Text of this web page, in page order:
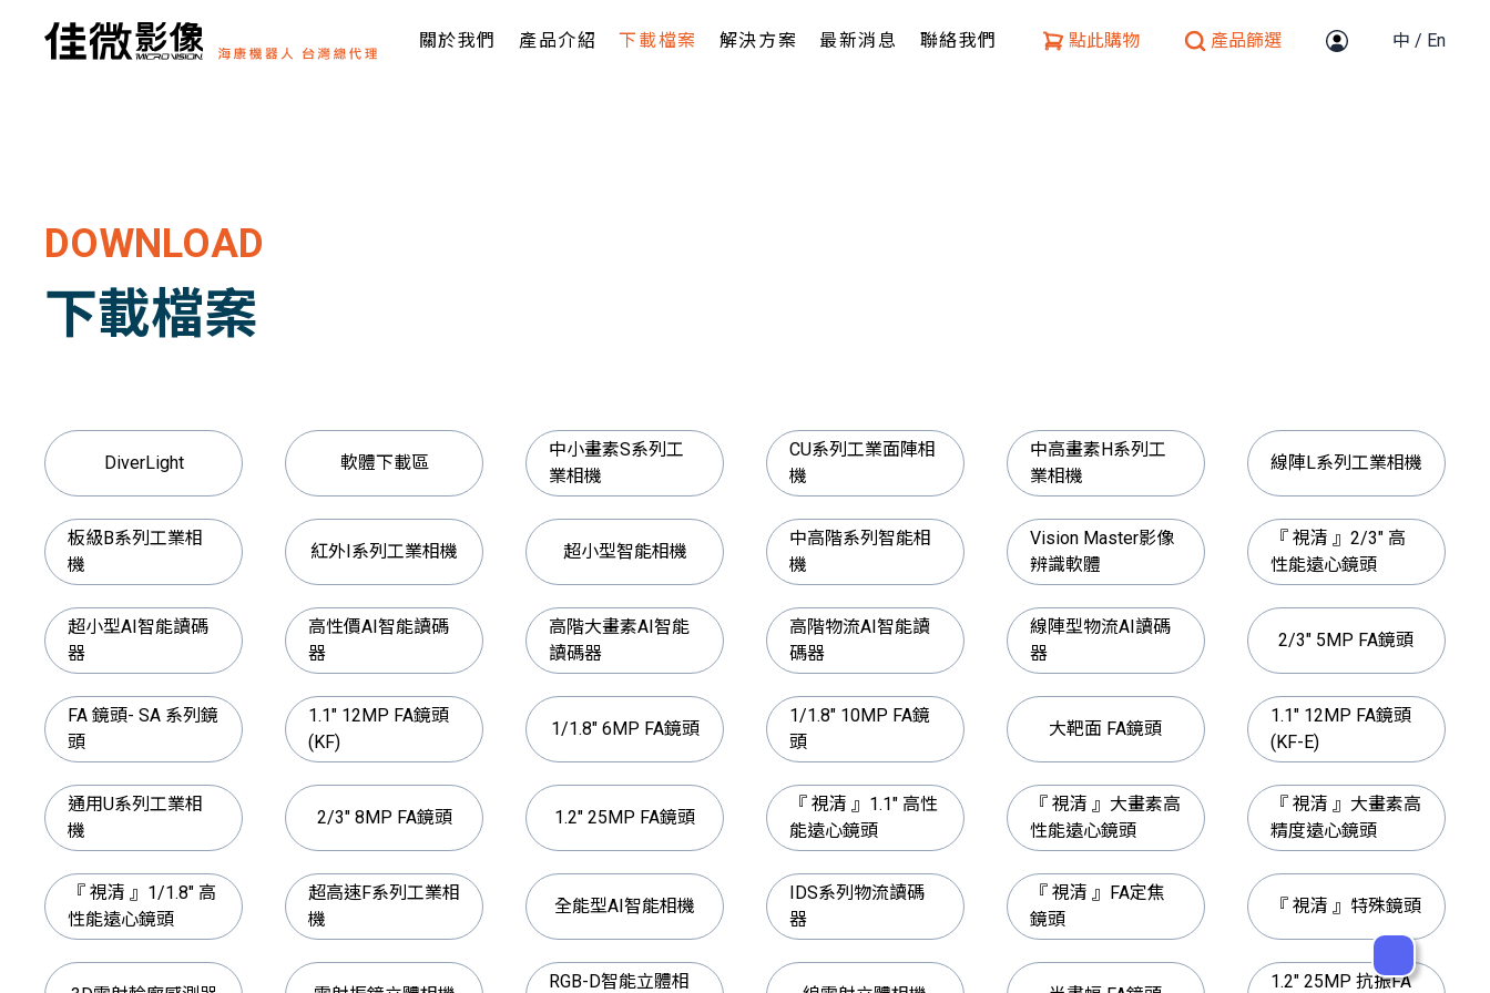
關於我們 產品介紹 下載檔案 解決方案 最新消息 聯絡我們 點此購物 產品篩選 中 / En
DOWNLOAD
下載檔案
DiverLight 軟體下載區
中小畫素S系列工
業相機
CU系列工業面陣相
機
中高畫素H系列工
業相機
線陣L系列工業相機
板級B系列工業相
機
紅外I系列工業相機 超小型智能相機
中高階系列智能相
機
Vision Master影像
辨識軟體
『 視清 』2/3" 高
性能遠心鏡頭
超小型AI智能讀碼
器
高性價AI智能讀碼
器
高階大畫素AI智能
讀碼器
高階物流AI智能讀
碼器
線陣型物流AI讀碼
器
2/3" 5MP FA鏡頭
FA 鏡頭- SA 系列鏡
頭
1.1" 12MP FA鏡頭
(KF)
1/1.8" 6MP FA鏡頭
1/1.8" 10MP FA鏡
頭
大靶面 FA鏡頭
1.1" 12MP FA鏡頭
(KF-E)
通用U系列工業相
機
2/3" 8MP FA鏡頭 1.2" 25MP FA鏡頭
『 視清 』1.1" 高性
能遠心鏡頭
『 視清 』大畫素高
性能遠心鏡頭
『 視清 』大畫素高
精度遠心鏡頭
『 視清 』1/1.8" 高
性能遠心鏡頭
超高速F系列工業相
機
全能型AI智能相機
IDS系列物流讀碼
器
『 視清 』FA定焦
鏡頭
『 視清 』特殊鏡頭
RGB-D智能立體相 1.2" 25MP 抗振FA